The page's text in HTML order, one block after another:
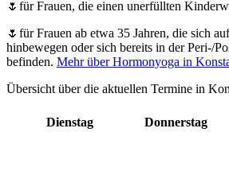
🌷für Frauen, die einen unerfüllten
🌷für Frauen ab etwa 35 Jahren, die sich
hinbewegen oder sich bereits in der Peri-/
befinden. Mehr über Hormonyoga in
Übersicht über die aktuellen Termine in
Dienstag Donnerstag